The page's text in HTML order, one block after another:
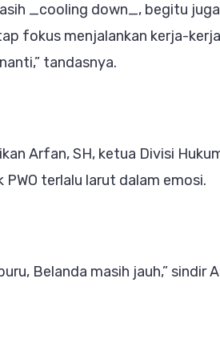
_cooling down_, begitu
fokus menjalankan kerja-
tandasnya.
Arfan, SH, ketua Divisi
PWO terlalu larut dalam emosi.
Belanda masih jauh,”